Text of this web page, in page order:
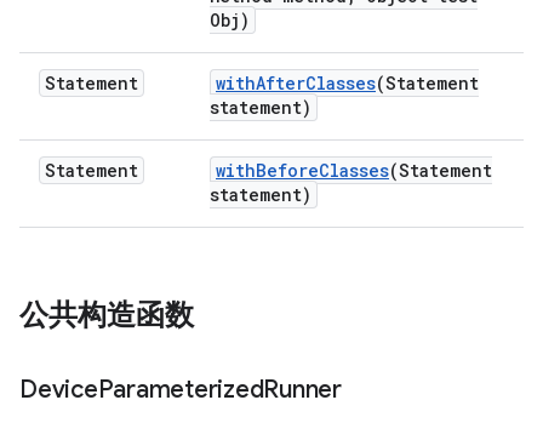
Obj)
Statement withAfterClasses(Statement
statement)
Statement withBeforeClasses(Statement
statement)
公共构造函数
DeviceParameterizedRunner